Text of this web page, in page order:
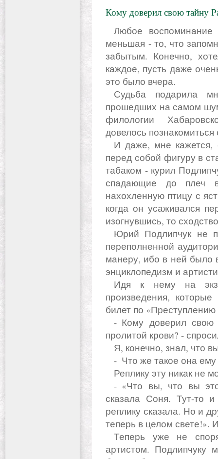
Кому доверил свою тайну
Любое воспоминание можно разделить на две части:
меньшая - то, что
забытым. Конечно,
каждое, пусть даже
это было вчера.
Судьба подарила мне четыре незабываемых года,
прошедших на самом
филологии
довелось
И даже, мне кажется, слышу его скрипучий голос, вижу
перед собой фигуру в
табаком - курил
спадающие до плеч
нахохленную птицу с
когда он усаживался
изогнувшись, то
Юрий Подлипчук не просто исследовал книгу на виду
переполненной
манеру, ибо в ней было
энциклопедизм и
Идя к нему на экзамен, более или менее знал
произведения,
билет по
- Кому доверил свою страшную тайну Раскольников о
пролитой крови? -
Я, конечно, знал,
- Что же такое она
Реплику эту никак не
- «Что вы, что вы это над собой сделали!» - вот как
сказала Соня. Тут-то
реплику сказала. Но и
теперь в целом свете!».
Теперь уже не спорят: быть или не быть учителю
артистом.